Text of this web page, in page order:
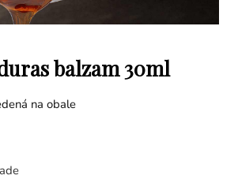
balzam 30ml
na obale